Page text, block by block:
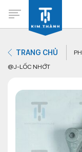
Không
TRANG CHỦ
@J-LỐC NHỚT